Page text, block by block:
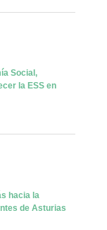
Social,
la ESS en
hacia la
de Asturias